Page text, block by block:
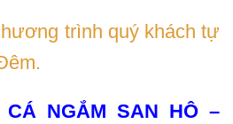
trình quý khách tự
CÁ NGẮM SAN HÔ –